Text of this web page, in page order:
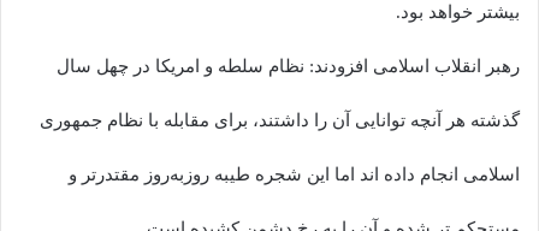
بیشتر خواهد بود.
رهبر انقلاب اسلامی افزودند: نظام سلطه و امریکا در چهل سال
گذشته هر آنچه توانایی آن را داشتند، برای مقابله با نظام جمهوری
اسلامی انجام داده اند اما این شجره طیبه روزبه‌روز مقتدرتر و